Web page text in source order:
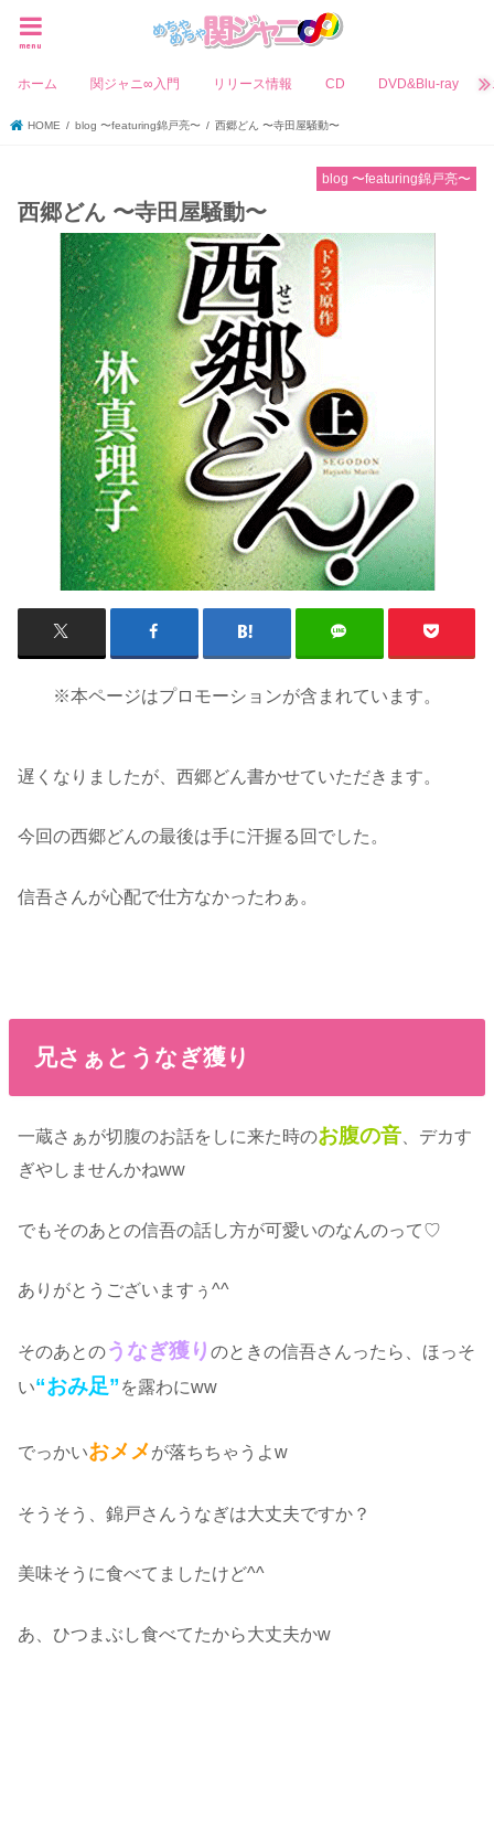
menu
ホーム 関ジャニ∞入門 リリース情報 CD DVD&Blu-ray
HOME blog 〜featuring錦戸亮〜 西郷どん 〜寺田屋騒動〜
blog 〜featuring錦戸亮〜
西郷どん 〜寺田屋騒動〜
※本ページはプロモーションが含まれています。
遅くなりましたが、西郷どん書かせていただきます。
今回の西郷どんの最後は手に汗握る回でした。
信吾さんが心配で仕方なかったわぁ。
兄さぁとうなぎ獲り
一蔵さぁが切腹のお話をしに来た時のお腹の音 、デカす
ぎやしませんかねww
でもそのあとの信吾の話し方が可愛いのなんのって♡
ありがとうございますぅ^^
そのあとのうなぎ獲りのときの信吾さんったら、ほっそ
い“おみ足”を露わにww
でっかいおメメが落ちちゃうよw
そうそう、錦戸さんうなぎは大丈夫ですか？
美味そうに食べてましたけど^^
あ、ひつまぶし食べてたから大丈夫かw